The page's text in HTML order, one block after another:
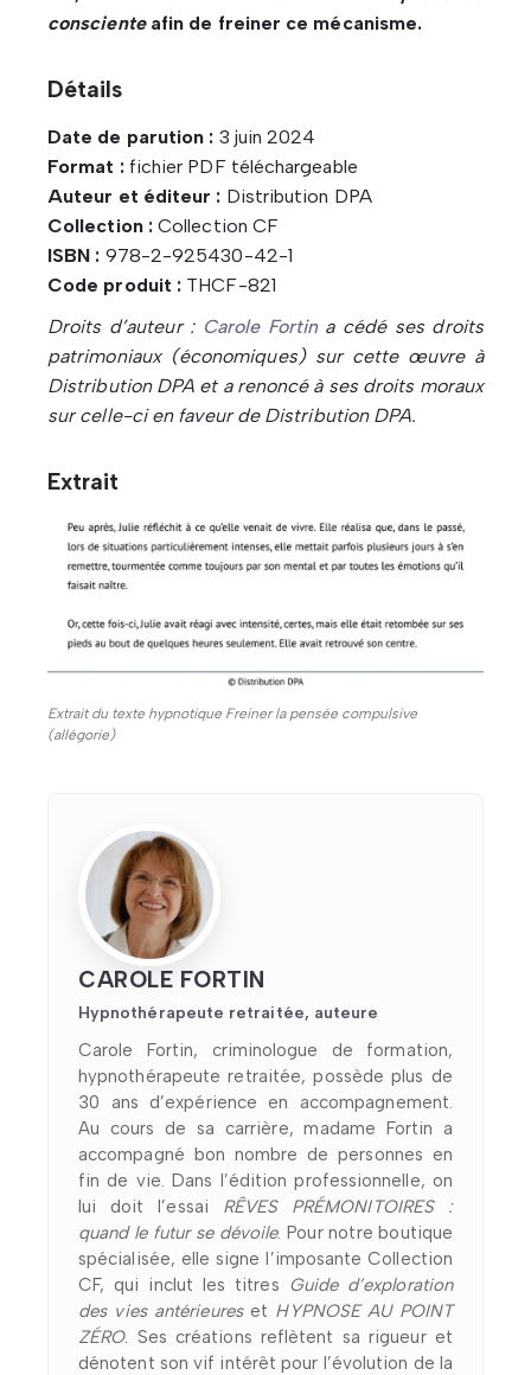
conscienteafin de freiner ce mécanisme.
Détails
Date de parution : 3 juin 2024
Format :fichier PDF téléchargeable
Auteur et éditeur : Distribution DPA
Collection :Collection CF
ISBN : 978-2-925430-42-1
Code produit : THCF-821
Droits d’auteur : Carole Fortina cédé ses droits
patrimoniaux (économiques) sur cette œuvre à
Distribution DPA et a renoncé à ses droits moraux
sur celle-ci en faveur de Distribution DPA.
Extrait
Extrait du texte hypnotique Freiner la pensée compulsive
(allégorie)
CAROLE FORTIN
Hypnothérapeute retraitée, auteure
Carole Fortin, criminologue de formation,
hypnothérapeute retraitée, possède plus de
30 ans d’expérience en accompagnement.
Au cours de sa carrière, madame Fortin a
accompagné bon nombre de personnes en
fin de vie. Dans l’édition professionnelle, on
lui doit l’essai RÊVES PRÉMONITOIRES :
quand le futur se dévoile. Pour notre boutique
spécialisée, elle signe l’imposante Collection
CF, qui inclut les titres Guide d’exploration
des vies antérieureset HYPNOSE AU POINT
ZÉRO. Ses créations reflètent sa rigueur et
dénotent son vif intérêt pour l’évolution de la